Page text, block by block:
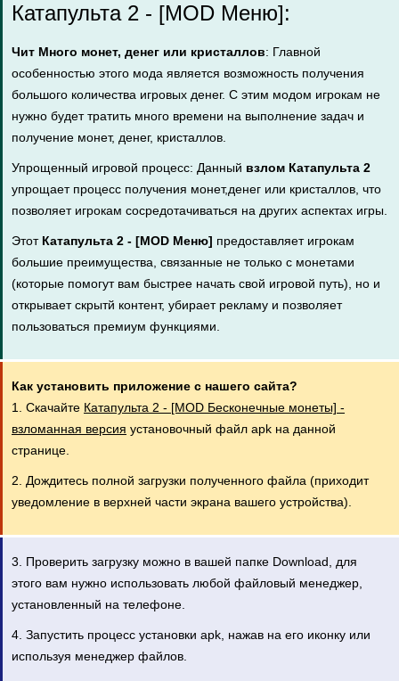
Катапульта 2 - [MOD Меню]:
Чит Много монет, денег или кристаллов: Главной
особенностью этого мода является возможность получения
большого количества игровых денег. С этим модом игрокам не
нужно будет тратить много времени на выполнение задач и
получение монет, денег, кристаллов.
Упрощенный игровой процесс: Данный взлом Катапульта 2
упрощает процесс получения монет,денег или кристаллов, что
позволяет игрокам сосредотачиваться на других аспектах игры.
Этот Катапульта 2 - [MOD Меню] предоставляет игрокам
большие преимущества, связанные не только с монетами
(которые помогут вам быстрее начать свой игровой путь), но и
открывает скрытй контент, убирает рекламу и позволяет
пользоваться премиум функциями.
Как установить приложение с нашего сайта?
1. Скачайте Катапульта 2 - [MOD Бесконечные монеты] -
взломанная версия установочный файл apk на данной
странице.
2. Дождитесь полной загрузки полученного файла (приходит
уведомление в верхней части экрана вашего устройства).
3. Проверить загрузку можно в вашей папке Download, для
этого вам нужно использовать любой файловый менеджер,
установленный на телефоне.
4. Запустить процесс установки apk, нажав на его иконку или
используя менеджер файлов.